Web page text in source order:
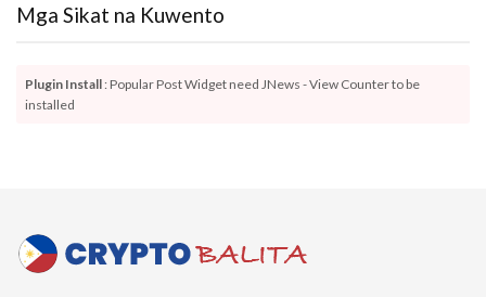
Mga Sikat na Kuwento
Plugin Install : Popular Post Widget need JNews - View Counter to be
installed